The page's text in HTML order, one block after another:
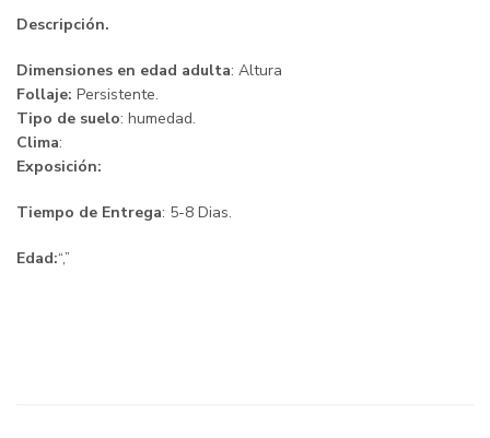
Descripción.
Dimensiones en edad adulta: Altura
Follaje: Persistente.
Tipo de suelo: humedad.
Clima:
Exposición:
Tiempo de Entrega: 5-8 Dias.
Edad:“,”